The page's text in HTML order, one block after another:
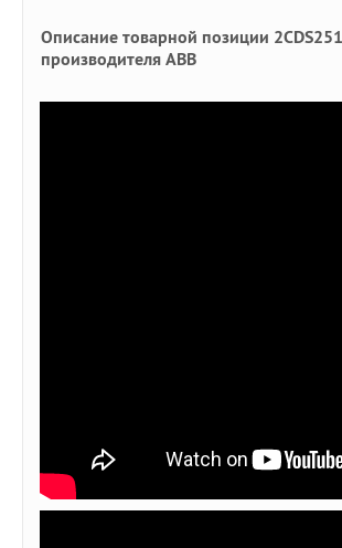
Описание товарной позиции
производителя ABB